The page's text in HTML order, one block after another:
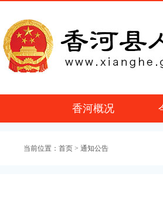
香河概况
当前位置： 首页 > 通知公告